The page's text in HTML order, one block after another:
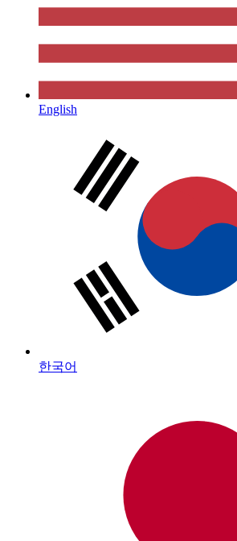
English
한국어